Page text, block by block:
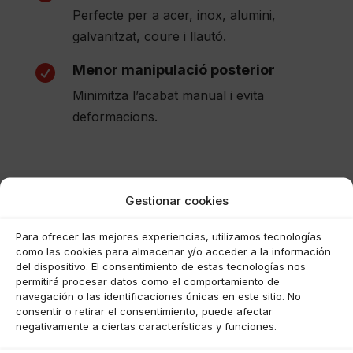
Gestionar cookies
Para ofrecer las mejores experiencias, utilizamos tecnologías
como las cookies para almacenar y/o acceder a la información
del dispositivo. El consentimiento de estas tecnologías nos
permitirá procesar datos como el comportamiento de
navegación o las identificaciones únicas en este sitio. No
consentir o retirar el consentimiento, puede afectar
negativamente a ciertas características y funciones.
Perfecte per a acer, inox, alumini,
galvanitzat, coure i llautó.
 Menor manipulació posterior
Minimitza l’acabat manual i evita
deformacions.
Haz clic para aceptar cookies de